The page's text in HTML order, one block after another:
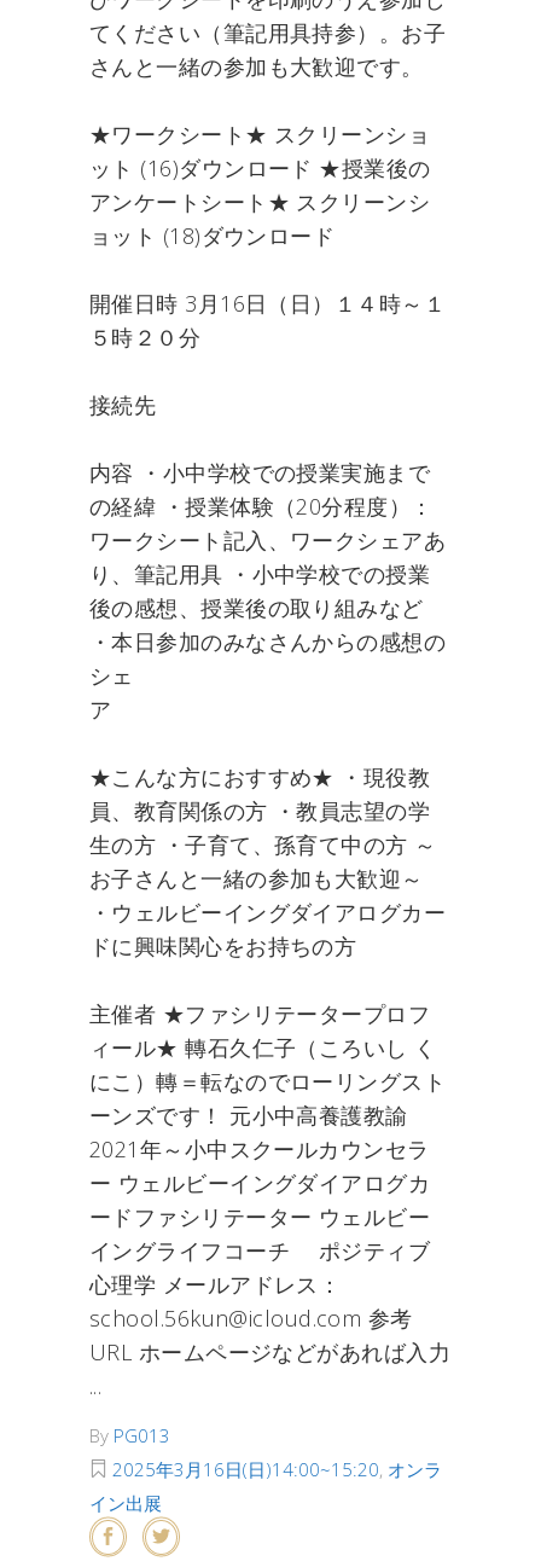
てください（筆記用具持参）。お子
さんと一緒の参加も大歓迎です。
★ワークシート★ スクリーンショ
ット (16)ダウンロード ★授業後の
アンケートシート★ スクリーンシ
ョット (18)ダウンロード
開催日時 3月16日（日）１４時～１
５時２０分
接続先
内容 ・小中学校での授業実施まで
の経緯 ・授業体験（20分程度）：
ワークシート記入、ワークシェアあ
り、筆記用具 ・小中学校での授業
後の感想、授業後の取り組みなど
・本日参加のみなさんからの感想の
シェ
★こんな方におすすめ★ ・現役教
員、教育関係の方 ・教員志望の学
生の方 ・子育て、孫育て中の方 ～
お子さんと一緒の参加も大歓迎～
・ウェルビーイングダイアログカー
ドに興味関心をお持ちの方
主催者 ★ファシリテータープロフ
ィール★ 轉石久仁子（ころいし く
にこ）轉＝転なのでローリングスト
ーンズです！ 元小中高養護教諭
2021年～小中スクールカウンセラ
ー ウェルビーイングダイアログカ
ードファシリテーター ウェルビー
イングライフコーチ ポジティブ
心理学 メールアドレス：
school.56kun@icloud.com 参考
URL ホームページなどがあれば入力
By PG013
2025年3月16日(日)14:00~15:20, オンラ
イン出展